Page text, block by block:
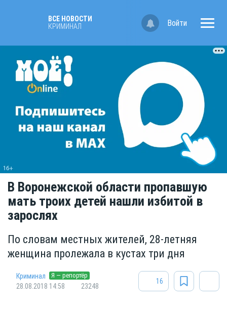
ВСЕ НОВОСТИ
КРИМИНАЛ
Войти
В Воронежской области пропавшую
мать троих детей нашли избитой в
зарослях
По словам местных жителей, 28-летняя
женщина пролежала в кустах три дня
Криминал Я — репортёр
28.08.2018 14:58 23248
16